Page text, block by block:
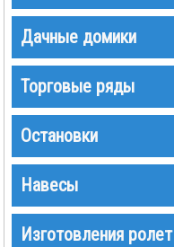
Дачные домики
Торговые ряды
Остановки
Навесы
Изготовления ролет